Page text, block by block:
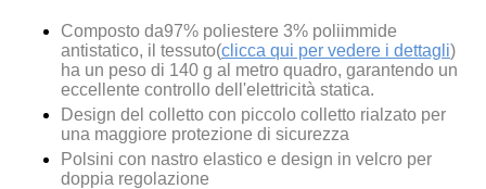
Composto da97% poliestere 3% poliimmide
antistatico, il tessuto(clicca qui per vedere i dettagli)
ha un peso di 140 g al metro quadro, garantendo un
eccellente controllo dell'elettricità statica.
Design del colletto con piccolo colletto rialzato per
una maggiore protezione di sicurezza
Polsini con nastro elastico e design in velcro per
doppia regolazione